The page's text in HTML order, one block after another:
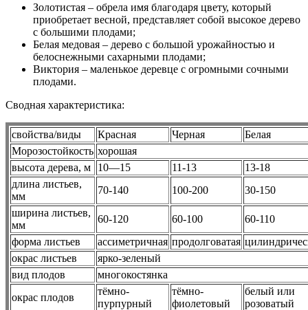
Золотистая – обрела имя благодаря цвету, который
приобретает весной, представляет собой высокое дерево
с большими плодами;
Белая медовая – дерево с большой урожайностью и
белоснежными сахарными плодами;
Виктория – маленькое деревце с огромными сочными
плодами.
Сводная характеристика:
свойства/виды Красная Черная
Белая
Морозостойкость хорошая
высота дерева, м
10—15 11-13
13-18
длина листьев,
мм
70-140 100-200
30-150
ширина листьев,
мм
60-120 60-100
60-110
форма листьев
ассиметричная продолговатая
окрас листьев
ярко-зеленый
вид плодов
многокостянка
окрас плодов
тёмно-
пурпурный
тёмно-
фиолетовый
белый или
розоватый